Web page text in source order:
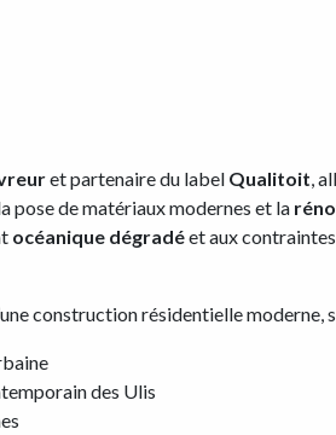
et partenaire du label Qualitoit,
pose de matériaux modernes et la
océanique dégradéet aux
construction résidentielle moderne,
des Ulis